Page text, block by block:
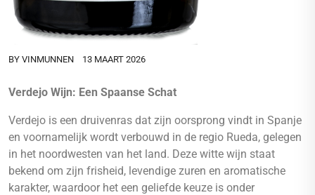
BY VINMUNNEN 13 MAART 2026
Verdejo Wijn: Een Spaanse Schat
Verdejo is een druivenras dat zijn oorsprong vindt in Spanje
en voornamelijk wordt verbouwd in de regio Rueda, gelegen
in het noordwesten van het land. Deze witte wijn staat
bekend om zijn frisheid, levendige zuren en aromatische
karakter, waardoor het een geliefde keuze is onder